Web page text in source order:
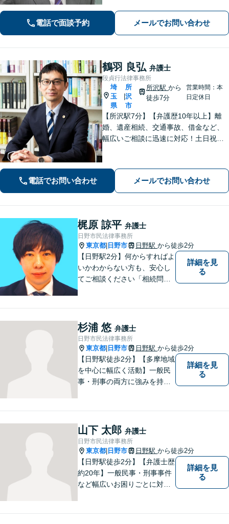
ラスメント対策措置をレクチャー。過
労死・過労自殺などの問題にも精通
【府中駅3分】
電話で面談予約 メールでお問い合わせ
鶴羽 良弘 弁護士
段貞行法律事務所
埼
玉
県
所
沢
市
所沢駅から
徒歩7分
営業時間：本
日定休日
【所沢駅7分】【弁護歴10年以上】離
婚、遺産相続、交通事故、借金など、
幅広いご相談に迅速に対応！土日祝夜
ください！【初回相談無料】
電話でお問い合わせ メールでお問い合わせ
梶原 諒平 弁護士
日野市民法律事務所
東京都 日野市 日野駅 から徒歩2分
【日野駅2分】何からすればよ
いかわからない方も、安心し
てご相談ください「相続問
ト：誹謗中傷の削除、発信者
情報開示請求、名誉毀損によ
る損害賠償、企業や飲食店の
風評被害対策など」
詳細を見
る
杉浦 悠 弁護士
日野市民法律事務所
東京都 日野市 日野駅 から徒歩2分
【日野駅徒歩2分】【多摩地域
を中心に幅広く活動】一般民
事・刑事の両方に強みを持つ
です。まずはお気軽にご相談
ください。【子連れ相談OK】
詳細を見
る
山下 太郎 弁護士
日野市民法律事務所
東京都 日野市 日野駅 から徒歩2分
【日野駅徒歩2分】【弁護士歴
約20年】一般民事・刑事事件
など幅広いお困りごとに対応
詳細を見
る